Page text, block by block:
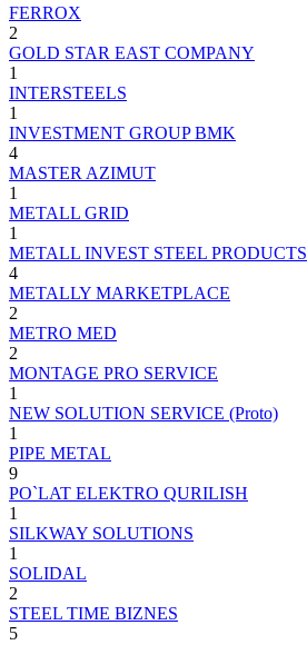
FERROX
2
GOLD STAR EAST COMPANY
1
INTERSTEELS
1
INVESTMENT GROUP BMK
4
MASTER AZIMUT
1
METALL GRID
1
METALL INVEST STEEL PRODUCTS
4
METALLY MARKETPLACE
2
METRO MED
2
MONTAGE PRO SERVICE
1
NEW SOLUTION SERVICE (Proto)
1
PIPE METAL
9
PO`LAT ELEKTRO QURILISH
1
SILKWAY SOLUTIONS
1
SOLIDAL
2
STEEL TIME BIZNES
5